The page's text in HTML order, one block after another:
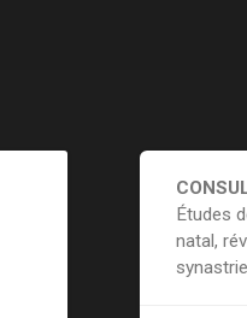
Études
natal,